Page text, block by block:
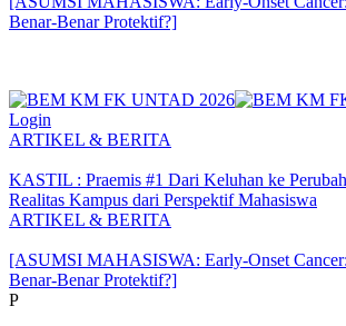
Benar-Benar Protektif?]
Login
ARTIKEL & BERITA
KASTIL : Praemis #1 Dari Keluhan ke
Realitas Kampus dari Perspektif Mahasiswa
ARTIKEL & BERITA
[ASUMSI MAHASISWA: Early-Onset
Benar-Benar Protektif?]
P